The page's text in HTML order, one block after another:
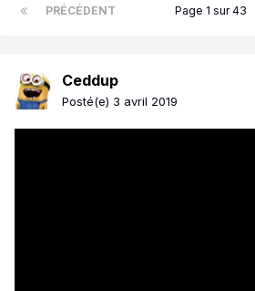
PRÉCÉDENT Page 1 sur 43
Ceddup
Posté(e) 3 avril 2019